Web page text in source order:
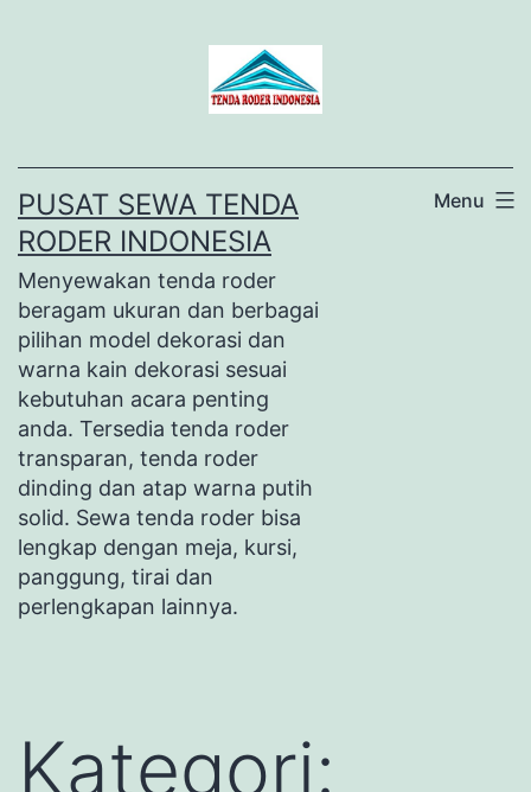
PUSAT SEWA TENDA
RODER INDONESIA
Menyewakan tenda roder
beragam ukuran dan berbagai
pilihan model dekorasi dan
warna kain dekorasi sesuai
kebutuhan acara penting
anda. Tersedia tenda roder
transparan, tenda roder
dinding dan atap warna putih
solid. Sewa tenda roder bisa
lengkap dengan meja, kursi,
panggung, tirai dan
perlengkapan lainnya.
Menu
Kategori: